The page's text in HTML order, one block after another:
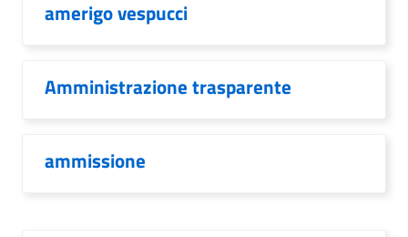
amerigo vespucci
Amministrazione trasparente
ammissione